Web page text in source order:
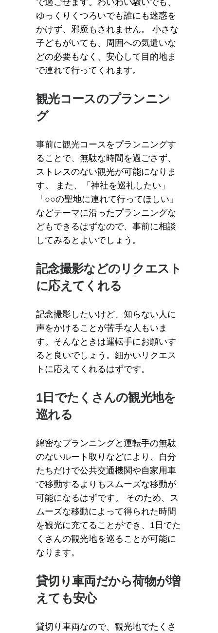
ゆっくりくつろいでも誰にも迷惑を
かけず、邪魔もされません。 小さな
子どもがいても、周囲への気遣いな
どの必要もなく、安心して目的地ま
で連れて行ってくれます。
観光コースのプランニン
グ
事前に観光コースをプランニングす
ることで、無駄な時間を過ごさず、
ストレスのない観光が可能になりま
す。 また、「神社を巡礼したい」
「○○の聖地に連れて行ってほしい」
などテーマに沿ったプランニングな
どもできるはずなので、事前に相談
してみるとよいでしょう。
記念撮影などのリクエスト
に応えてくれる
記念撮影したいけど、知らない人に
声をかけることが苦手な人もいま
す。そんなときは運転手にお願いす
ると良いでしょう。細かいリクエス
トに応えてくれるはずです。
1日でたくさんの観光地を
巡れる
綿密なプランニングと運転手の無駄
のないルート取りなどにより、自分
たちだけで公共交通機関や自家用車
で移動するよりもスムーズな移動が
可能になるはずです。 そのため、ス
ムーズな移動によって得られた時間
を観光に充てることができ、1日でた
くさんの観光地を巡ることが可能に
なります。
貸切り車両だから荷物が増
えても安心
貸切り車両なので、観光地でたくさ